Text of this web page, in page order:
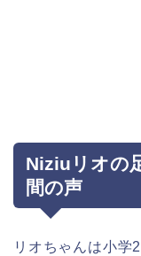
Niziuリオの
間の声
リオちゃんは小学